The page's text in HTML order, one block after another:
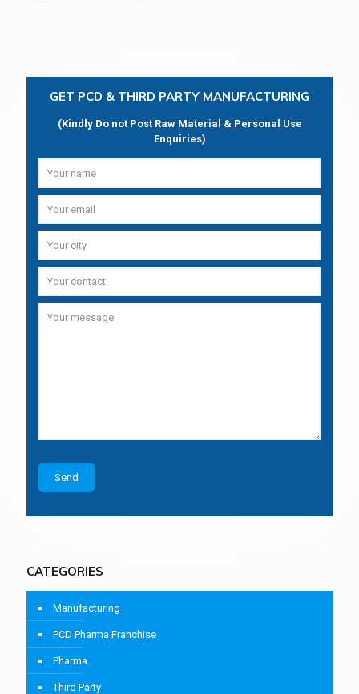
GET PCD & THIRD PARTY MANUFACTURING
(Kindly Do not Post Raw Material & Personal Use
Enquiries)
CATEGORIES
Manufacturing
PCD Pharma Franchise
Pharma
Third Party